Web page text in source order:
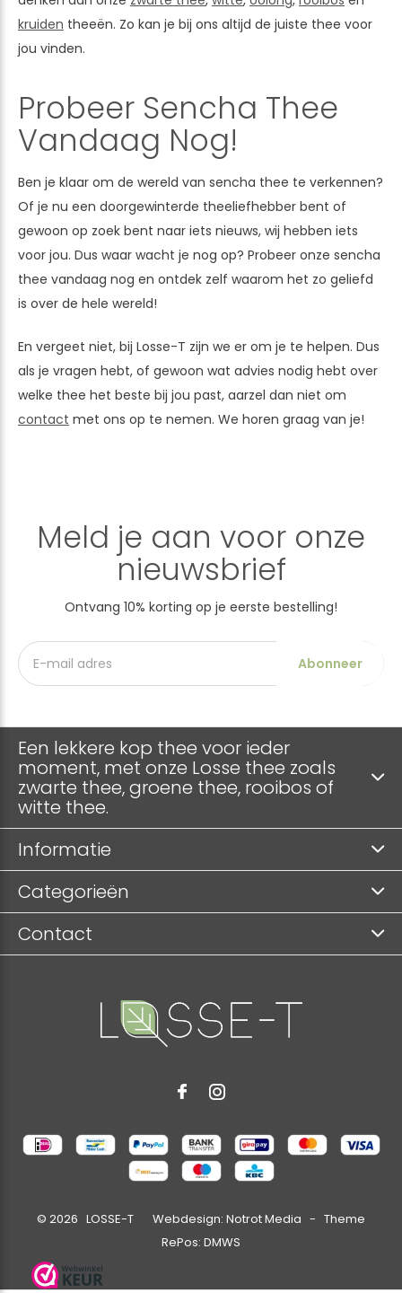
kruiden theeën. Zo kan je bij ons altijd de juiste thee voor
jou vinden.
Probeer Sencha Thee
Vandaag Nog!
Ben je klaar om de wereld van sencha thee te verkennen?
Of je nu een doorgewinterde theeliefhebber bent of
gewoon op zoek bent naar iets nieuws, wij hebben iets
voor jou. Dus waar wacht je nog op? Probeer onze sencha
thee vandaag nog en ontdek zelf waarom het zo geliefd
is over de hele wereld!
En vergeet niet, bij Losse-T zijn we er om je te helpen. Dus
als je vragen hebt, of gewoon wat advies nodig hebt over
welke thee het beste bij jou past, aarzel dan niet om
contact met ons op te nemen. We horen graag van je!
Meld je aan voor onze
nieuwsbrief
Ontvang 10% korting op je eerste bestelling!
Abonneer
Een lekkere kop thee voor ieder
moment, met onze Losse thee zoals
zwarte thee, groene thee, rooibos of
witte thee.
Informatie
Categorieën
Contact
© 2026 LOSSE-T Webdesign: Notrot Media - Theme
RePos: DMWS